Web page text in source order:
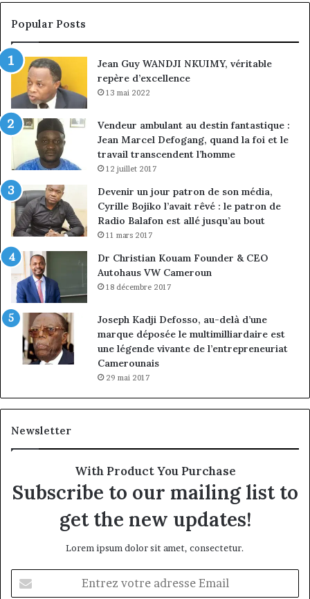
croissance
sous
discipline
la
Popular Posts
Jean Guy WANDJI NKUIMY, véritable
repère d’excellence
13 mai 2022
Vendeur ambulant au destin fantastique :
Jean Marcel Defogang, quand la foi et le
travail transcendent l’homme
12 juillet 2017
Devenir un jour patron de son média,
Cyrille Bojiko l’avait rêvé : le patron de
Radio Balafon est allé jusqu’au bout
11 mars 2017
Dr Christian Kouam Founder & CEO
Autohaus VW Cameroun
18 décembre 2017
Joseph Kadji Defosso, au-delà d’une
marque déposée le multimilliardaire est
une légende vivante de l’entrepreneuriat
Camerounais
29 mai 2017
Newsletter
With Product You Purchase
Subscribe to our mailing list to
get the new updates!
Lorem ipsum dolor sit amet, consectetur.
votre